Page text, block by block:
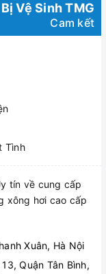
Vệ Sinh TMG
Cam kết
Tình
tín về cung cấp
xông hơi cao cấp
Xuân, Hà Nội
Quận Tân Bình,